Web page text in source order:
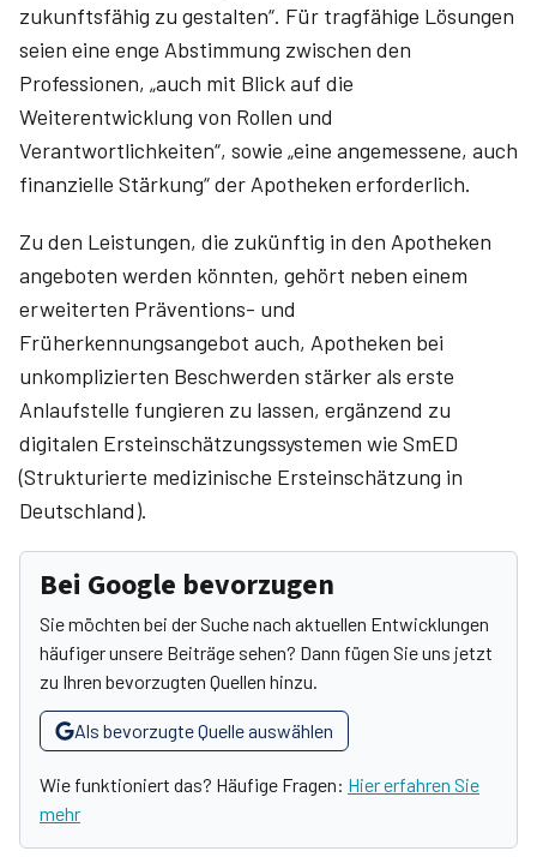
zukunftsfähig zu gestalten“. Für tragfähige Lösungen
seien eine enge Abstimmung zwischen den
Professionen, „auch mit Blick auf die
Weiterentwicklung von Rollen und
Verantwortlichkeiten“, sowie „eine angemessene, auch
finanzielle Stärkung“ der Apotheken erforderlich.
Zu den Leistungen, die zukünftig in den Apotheken
angeboten werden könnten, gehört neben einem
erweiterten Präventions- und
Früherkennungsangebot auch, Apotheken bei
unkomplizierten Beschwerden stärker als erste
Anlaufstelle fungieren zu lassen, ergänzend zu
digitalen Ersteinschätzungssystemen wie SmED
(Strukturierte medizinische Ersteinschätzung in
Deutschland).
Bei Google bevorzugen
Sie möchten bei der Suche nach aktuellen Entwicklungen
häufiger unsere Beiträge sehen? Dann fügen Sie uns jetzt
zu Ihren bevorzugten Quellen hinzu.
Als bevorzugte Quelle auswählen
Wie funktioniert das? Häufige Fragen: Hier erfahren Sie
mehr